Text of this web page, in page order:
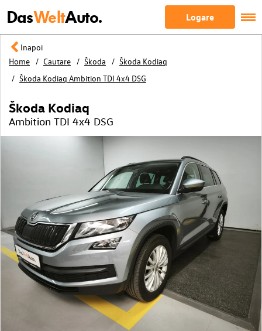
DasWeltAuto. Logare
Inapoi
Home
Cautare Škoda
Škoda Kodiaq
Škoda Kodiaq Ambition TDI 4x4 DSG
Škoda Kodiaq
Ambition TDI 4x4 DSG